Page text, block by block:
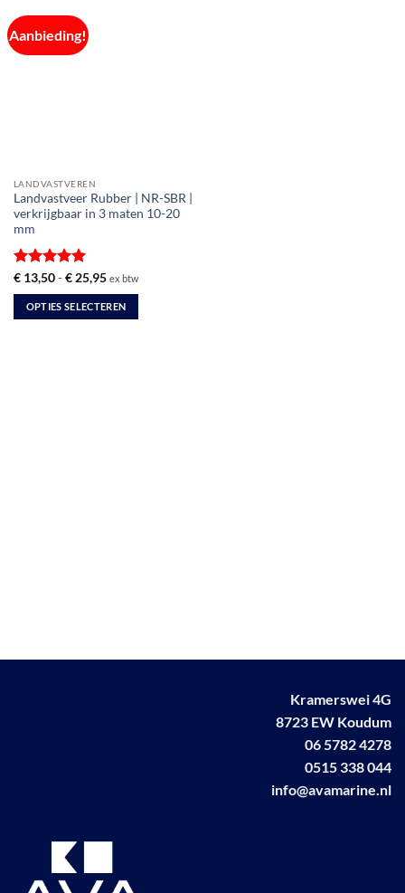
Aanbieding!
LANDVASTVEREN
Landvastveer Rubber | NR-SBR |
verkrijgbaar in 3 maten 10-20
mm
Gewaardeerd
5uit 5
€13,50 - €25,95Prijsklasse:
tot
€ 25,95
ex btw
OPTIES SELECTEREN
Kramerswei 4G
8723 EW Koudum
06 5782 4278
0515 338 044
info@avamarine.nl